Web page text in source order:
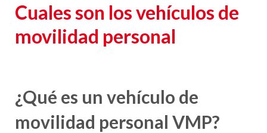
Cuales son los vehículos de
movilidad personal
¿Qué es un vehículo de
movilidad personal VMP?